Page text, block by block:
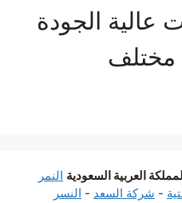
عالية الجودة
مختلف
العربية السعودية النمر
- شركة السعد - النسر